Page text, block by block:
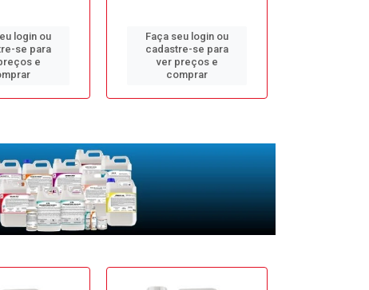
login ou
se para
e
Faça seu login ou
cadastre-se para
ver preços e
comprar